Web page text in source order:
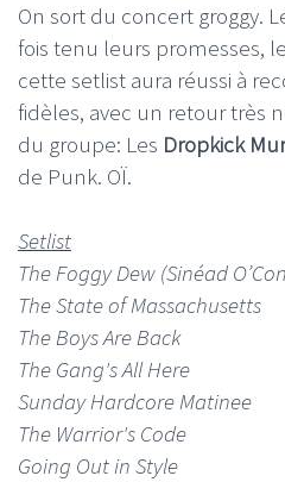
On sort du concert groggy.
fois tenu leurs promesses,
cette setlist aura réussi à
fidèles, avec un retour très
du groupe: Les Dropkick
de Punk. OÏ.
Setlist
The Foggy Dew (Sinéad
The State of Massachusetts
The Boys Are Back
The Gang's All Here
Sunday Hardcore Matinee
The Warrior's Code
Going Out in Style